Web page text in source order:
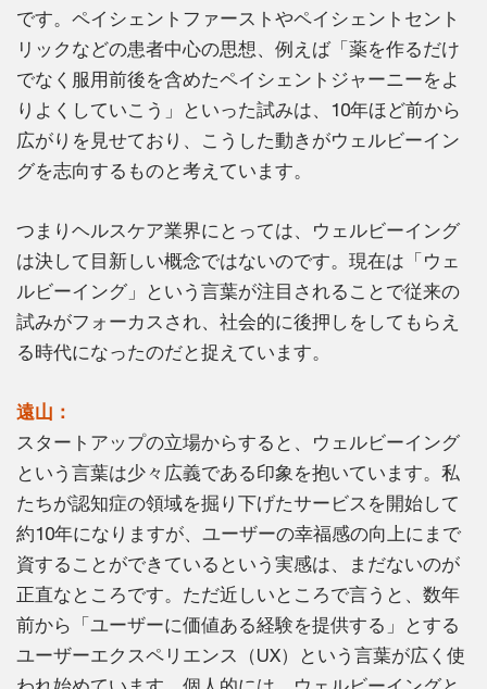
です。ペイシェントファーストやペイシェントセント
リックなどの患者中心の思想、例えば「薬を作るだけ
でなく服用前後を含めたペイシェントジャーニーをよ
りよくしていこう」といった試みは、10年ほど前から
広がりを見せており、こうした動きがウェルビーイン
グを志向するものと考えています。
つまりヘルスケア業界にとっては、ウェルビーイング
は決して目新しい概念ではないのです。現在は「ウェ
ルビーイング」という言葉が注目されることで従来の
試みがフォーカスされ、社会的に後押しをしてもらえ
る時代になったのだと捉えています。
遠山：
スタートアップの立場からすると、ウェルビーイング
という言葉は少々広義である印象を抱いています。私
たちが認知症の領域を掘り下げたサービスを開始して
約10年になりますが、ユーザーの幸福感の向上にまで
資することができているという実感は、まだないのが
正直なところです。ただ近しいところで言うと、数年
前から「ユーザーに価値ある経験を提供する」とする
ユーザーエクスペリエンス（UX）という言葉が広く使